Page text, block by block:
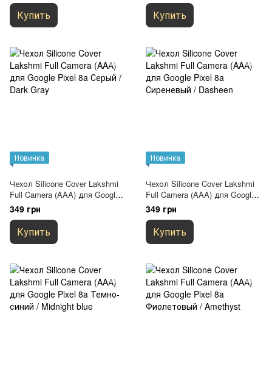
Купить Купить
Новинка
Чехол Silicone Cover Lakshmi
Full Camera (AAA) для Google
Pixel 8a Серый / Dark Gray
349 грн
Купить
Новинка
Чехол Silicone Cover Lakshmi
Full Camera (AAA) для Google
Pixel 8a Сиреневый / Dasheen
349 грн
Купить